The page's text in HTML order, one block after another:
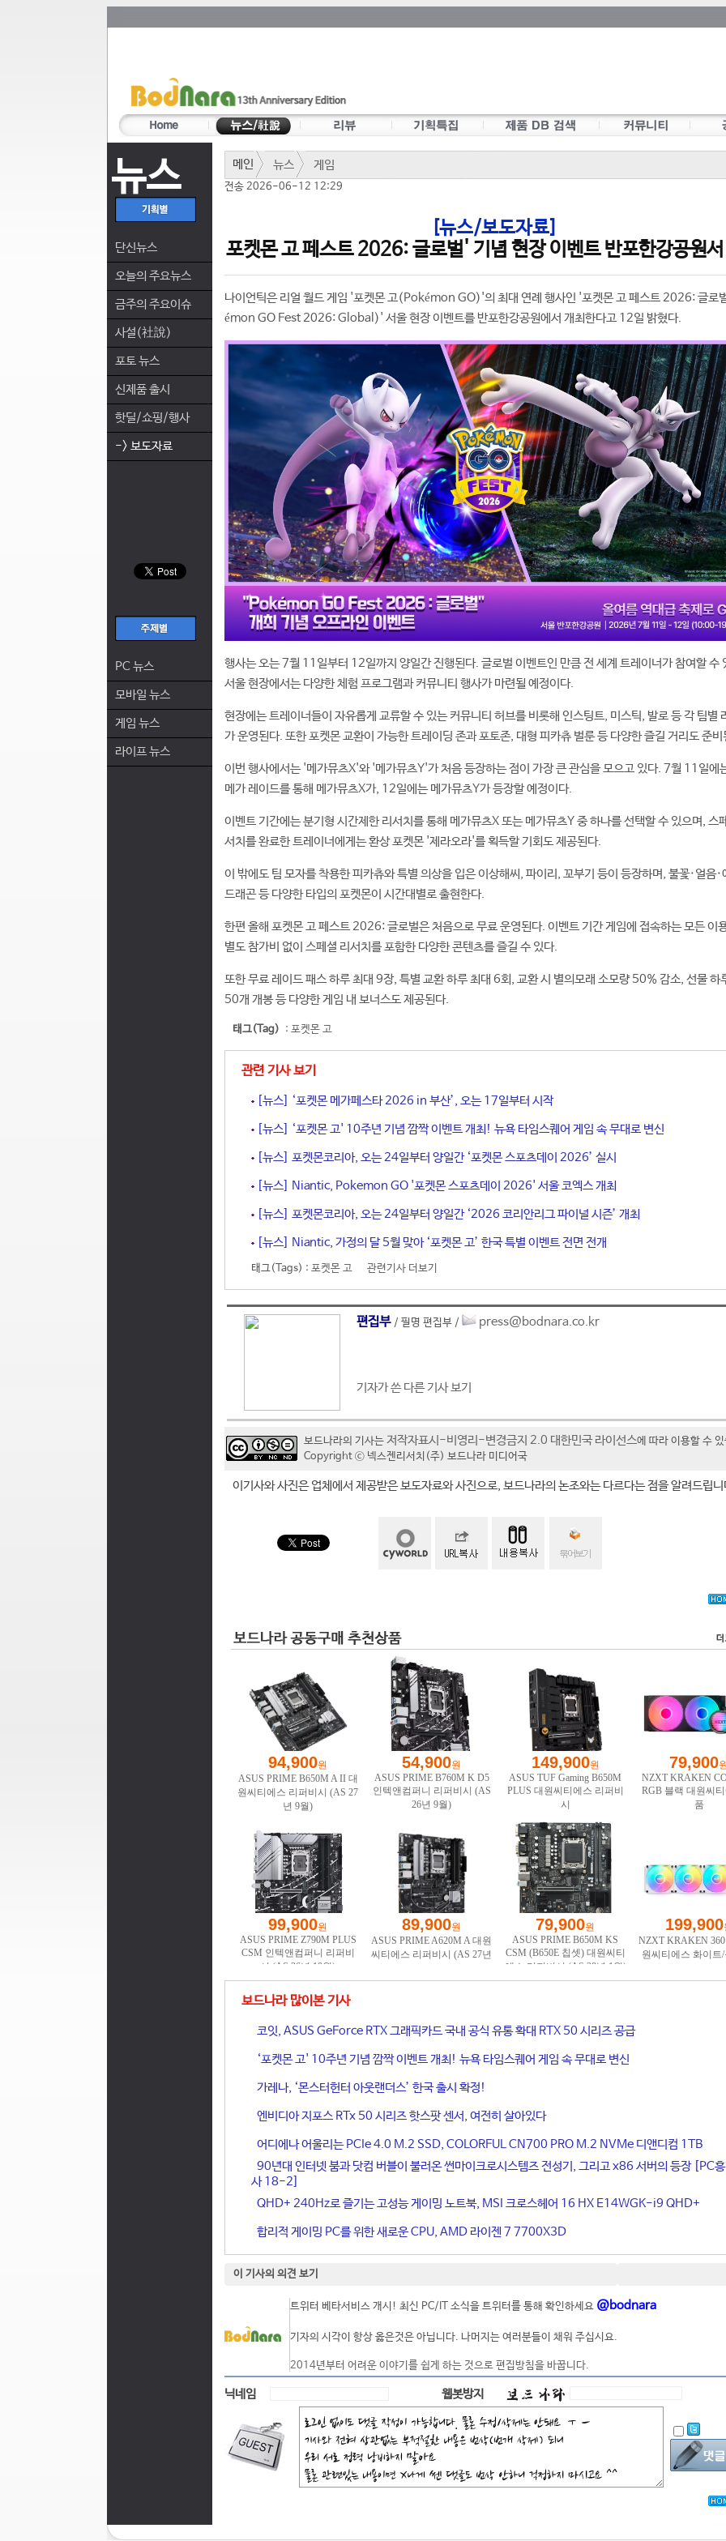
뉴스
단신뉴스
오늘의 주요뉴스
금주의 주요이슈
사설(社說)
포토 뉴스
신제품 출시
핫딜/쇼핑/행사
-> 보도자료
PC 뉴스
모바일 뉴스
게임 뉴스
라이프 뉴스
메인 뉴스 게임
전송 2026-06-12 12:29
[뉴스/보도자료]
포켓몬 고 페스트 2026: 글로벌' 기념 현장 이벤트 반포한강공원
나이언틱은 리얼 월드 게임 '포켓몬 고(Pokémon GO)'의 최대 연례 행사인 '포켓몬 고 페스트 2026: 글로
émon GO Fest 2026: Global)' 서울 현장 이벤트를 반포한강공원에서 개최한다고 12일 밝혔다.
행사는 오는 7월 11일부터 12일까지 양일간 진행된다. 글로벌 이벤트인 만큼 전 세계 트레이너가 참여할 수
서울 현장에서는 다양한 체험 프로그램과 커뮤니티 행사가 마련될 예정이다.
현장에는 트레이너들이 자유롭게 교류할 수 있는 커뮤니티 허브를 비롯해 인스팅트, 미스틱, 발로 등 각 팀별
가 운영된다. 또한 포켓몬 교환이 가능한 트레이딩 존과 포토존, 대형 피카츄 벌룬 등 다양한 즐길 거리도 준비
이번 행사에서는 '메가뮤츠X'와 '메가뮤츠Y'가 처음 등장하는 점이 가장 큰 관심을 모으고 있다. 7월 11일에
메가 레이드를 통해 메가뮤츠X가, 12일에는 메가뮤츠Y가 등장할 예정이다.
이벤트 기간에는 분기형 시간제한 리서치를 통해 메가뮤츠X 또는 메가뮤츠Y 중 하나를 선택할 수 있으며, 스
서치를 완료한 트레이너에게는 환상 포켓몬 '제라오라'를 획득할 기회도 제공된다.
이 밖에도 팀 모자를 착용한 피카츄와 특별 의상을 입은 이상해씨, 파이리, 꼬부기 등이 등장하며, 불꽃·얼음·
드래곤 등 다양한 타입의 포켓몬이 시간대별로 출현한다.
한편 올해 포켓몬 고 페스트 2026: 글로벌은 처음으로 무료 운영된다. 이벤트 기간 게임에 접속하는 모든 이
별도 참가비 없이 스페셜 리서치를 포함한 다양한 콘텐츠를 즐길 수 있다.
또한 무료 레이드 패스 하루 최대 9장, 특별 교환 하루 최대 6회, 교환 시 별의모래 소모량 50% 감소, 선물 하
50개 개봉 등 다양한 게임 내 보너스도 제공된다.
태그(Tag) : 포켓몬 고
관련 기사 보기
[뉴스] ‘포켓몬 메가페스타 2026 in 부산’, 오는 17일부터 시작
[뉴스] ‘포켓몬 고' 10주년 기념 깜짝 이벤트 개최! 뉴욕 타임스퀘어 게임 속 무대로 변신
[뉴스] 포켓몬코리아, 오는 24일부터 양일간 ‘포켓몬 스포츠데이 2026’ 실시
[뉴스] Niantic, Pokemon GO '포켓몬 스포츠데이 2026' 서울 코엑스 개최
[뉴스] 포켓몬코리아, 오는 24일부터 양일간 ‘2026 코리안리그 파이널 시즌’ 개최
[뉴스] Niantic, 가정의 달 5월 맞아 ‘포켓몬 고’ 한국 특별 이벤트 전면 전개
태그(Tags) : 포켓몬 고 관련기사 더보기
편집부 / 필명 편집부 / press@bodnara.co.kr
기자가 쓴 다른 기사 보기
보드나라의 기사는 저작자표시-비영리-변경금지 2.0 대한민국 라이선스에 따라 이용할 수
Copyright ⓒ 넥스젠리서치(주) 보드나라 미디어국
이기사와 사진은 업체에서 제공받은 보도자료와 사진으로, 보드나라의 논조와는 다르다는 점을 알려드립
보드나라 많이본 기사
코잇, ASUS GeForce RTX 그래픽카드 국내 공식 유통 확대 RTX 50 시리즈 공급
‘포켓몬 고' 10주년 기념 깜짝 이벤트 개최! 뉴욕 타임스퀘어 게임 속 무대로 변신
가레나, ‘몬스터헌터 아웃랜더스’ 한국 출시 확정!
엔비디아 지포스 RTx 50 시리즈 핫스팟 센서, 여전히 살아있다
어디에나 어울리는 PCIe 4.0 M.2 SSD, COLORFUL CN700 PRO M.2 NVMe 디앤디컴 1TB
90년대 인터넷 붐과 닷컴 버블이 불러온 썬마이크로시스템즈 전성기, 그리고 x86 서버의 등장 [PC
사 18-2]
QHD+ 240Hz로 즐기는 고성능 게이밍 노트북, MSI 크로스헤어 16 HX E14WGK-i9 QHD+
합리적 게이밍 PC를 위한 새로운 CPU, AMD 라이젠 7 7700X3D
이 기사의 의견 보기
트위터 베타서비스 개시! 최신 PC/IT 소식을 트위터를 통해 확인하세요 @bodnara
기자의 시각이 항상 옳은것은 아닙니다. 나머지는 여러분들이 채워 주십시요.
2014년부터 어려운 이야기를 쉽게 하는 것으로 편집방침을 바꿉니다.
닉네임 웹봇방지